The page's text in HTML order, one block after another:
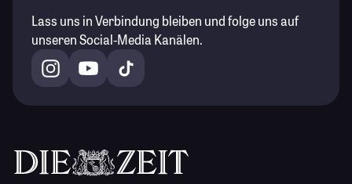
Lass uns in Verbindung bleiben und folge uns auf
unseren Social-Media Kanälen.